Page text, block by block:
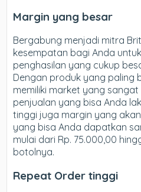
Margin yang besar
Bergabung menjadi mitra
kesempatan bagi Anda
penghasilan yang cukup
Dengan produk yang paling
memiliki market yang
penjualan yang bisa Anda
tinggi juga margin yang
yang bisa Anda dapatkan
mulai dari Rp. 75.000,00
botolnya.
Repeat Order tinggi